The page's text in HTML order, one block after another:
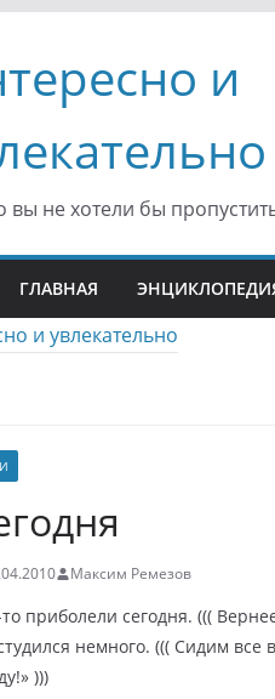
и
вы не хотели бы
ГЛАВНАЯ
Максим Ремезов
приболели сегодня. (((
немного. ((( Сидим все
)))